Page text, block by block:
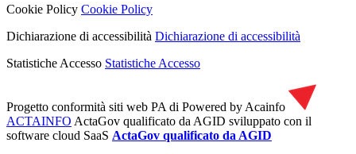
Cookie Policy Cookie Policy
Dichiarazione di accessibilità Dichiarazione di accessibilità
Statistiche Accesso Statistiche Accesso
Progetto conformità siti web PA di Powered by Acainfo
ACTAINFO ActaGov qualificato da AGID sviluppato con il
software cloud SaaS ActaGov qualificato da AGID